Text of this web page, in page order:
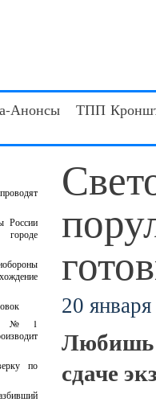
Анонсы ТПП
России
городе
№1
по
20
Любишь
сдаче